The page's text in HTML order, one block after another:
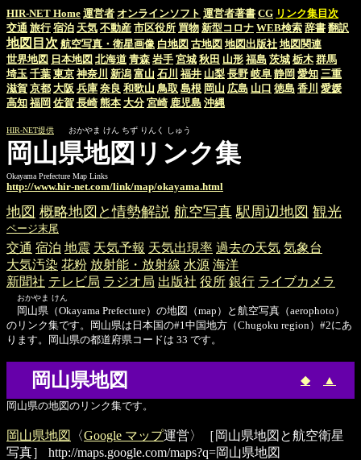
HIR-NET Home 運営者 オンラインソフト 運営者著書 CG リンク集目次
交通 旅行 宿泊 天気 不動産 市区役所 買物 新型コロナ WEB検索 辞書 翻訳
地図目次 航空写真・衛星画像 白地図 古地図 地図出版社 地図関連
世界地図 日本地図 北海道 青森 岩手 宮城 秋田 山形 福島 茨城 栃木 群馬
埼玉 千葉 東京 神奈川 新潟 富山 石川 福井 山梨 長野 岐阜 静岡 愛知 三重
滋賀 京都 大阪 兵庫 奈良 和歌山 鳥取 島根 岡山 広島 山口 徳島 香川 愛媛
高知 福岡 佐賀 長崎 熊本 大分 宮崎 鹿児島 沖縄
HIR-NET提供 おかやま けん ちず りんく しゅう
岡山県地図リンク集
Okayama Prefecture Map Links
http://www.hir-net.com/link/map/okayama.html
地図 概略地図と情勢解説 航空写真 駅周辺地図 観光
ページ末尾
交通 宿泊 地震 天気予報 天気出現率 過去の天気 気象台
大気汚染 花粉 放射能・放射線 水源 海洋
新聞社 テレビ局 ラジオ局 出版社 役所 銀行 ライブカメラ
おかやま けん
岡山県（Okayama Prefecture）の地図（map）と航空写真（aerophoto）
のリンク集です。岡山県は日本国の#1中国地方（Chugoku region）#2にあ
ります。岡山県の都道府県コードは 33 です。
岡山県地図 ◆ ▲
岡山県の地図のリンク集です。
岡山県地図 〈Google マップ運営〉［岡山県地図と航空衛星
写真］
http://maps.google.com/maps?q=岡山県地図